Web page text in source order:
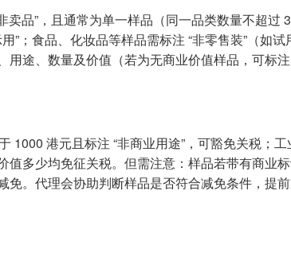
卖品”，且通常为单一样品（同一品类数量不超过
”；食品、化妆品等样品需标注 “非零售装”（如
途、数量及价值（若为无商业价值样品，可标注
1000 港元且标注 “非商业用途”，可豁免关税；
多少均免征关税。但需注意：样品若带有商业标
免。代理会协助判断样品是否符合减免条件，提